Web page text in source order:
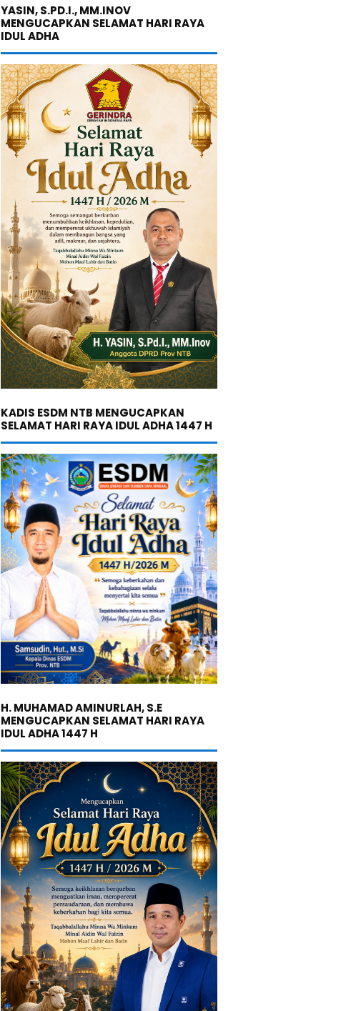
YASIN, S.PD.I., MM.INOV
MENGUCAPKAN SELAMAT HARI RAYA
IDUL ADHA
KADIS ESDM NTB MENGUCAPKAN
SELAMAT HARI RAYA IDUL ADHA 1447 H
H. MUHAMAD AMINURLAH, S.E
MENGUCAPKAN SELAMAT HARI RAYA
IDUL ADHA 1447 H